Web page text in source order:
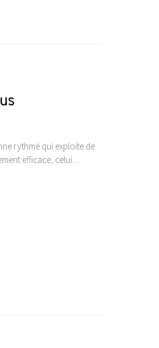
rythmé qui exploite de
efficace, celui…